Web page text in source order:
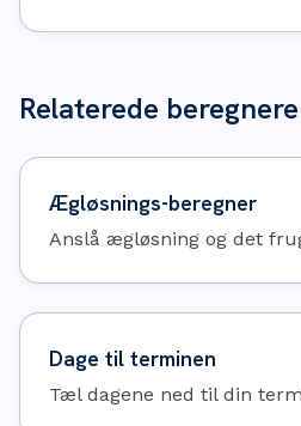
Relaterede beregnere
Ægløsnings-beregner
Anslå ægløsning og det
Dage til terminen
Tæl dagene ned til din